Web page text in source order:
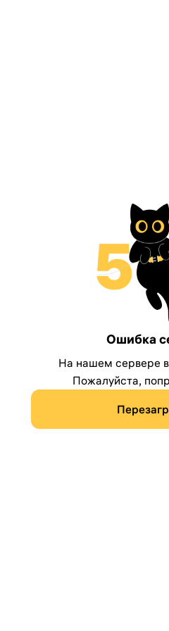
Ошибка
На нашем сервере
Пожалуйста,